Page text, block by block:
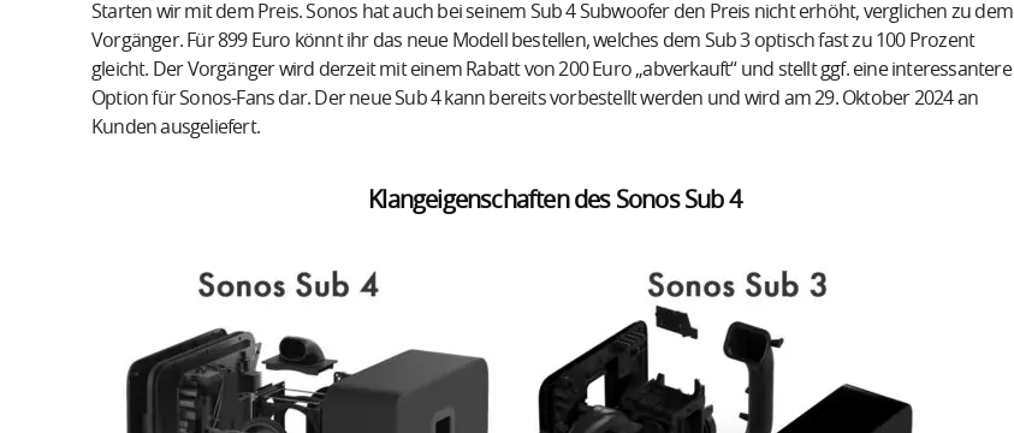
Starten wir mit dem Preis. Sonos hat auch bei seinem Sub 4 Subwoofer den Preis nicht erhöht, verglichen zu dem
Vorgänger. Für 899 Euro könnt ihr das neue Modell bestellen, welches dem Sub 3 optisch fast zu 100 Prozent
gleicht. Der Vorgänger wird derzeit mit einem Rabatt von 200 Euro „abverkauft“ und stellt ggf. eine interessantere
Option für Sonos-Fans dar. Der neue Sub 4 kann bereits vorbestellt werden und wird am 29. Oktober 2024 an
Kunden ausgeliefert.
Klangeigenschaften des Sonos Sub 4